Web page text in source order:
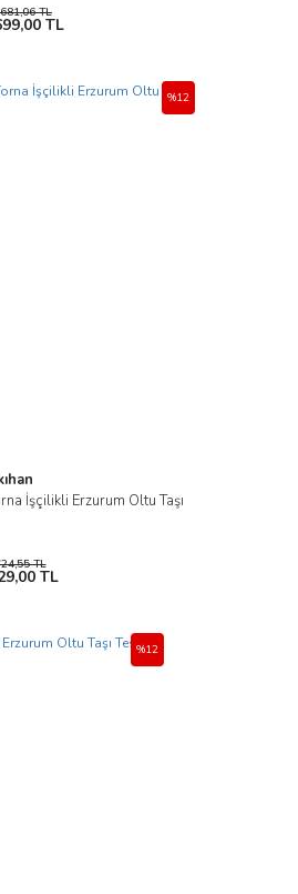
TL
TL
İşçilikli Erzurum Oltu Taşı
%12
TL
TL
%12